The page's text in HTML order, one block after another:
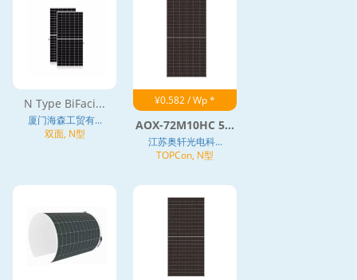
N Type BiFaci...
厦门海森工贸有...
双面, N型
¥0.582 / Wp *
AOX-72M10HC 5...
江苏奥轩光电科...
TOPCon, N型